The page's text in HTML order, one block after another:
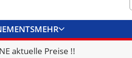
MEHR
KONTAKT
aktuelle Preise !!